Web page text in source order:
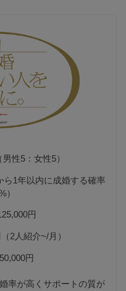
性5：女性5）
ら1年以内に成婚する確率
）
円
2人紹介~/月）
円
率が高くサポートの質が